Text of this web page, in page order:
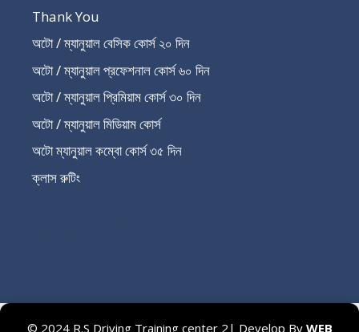
Thank You
অটো / ম্যানুয়াল বেসিক কোর্স ২০ দিন
অটো / ম্যানুয়াল প্রফেশনাল কোর্স ৬০ দিন
অটো / ম্যানুয়াল প্রিমিয়াম কোর্স ৩০ দিন
অটো / ম্যানুয়াল মিডিয়াম কোর্স
অটো ম্যানুয়াল কম্বো কোর্স ৩৫ দিন
ক্লাস রুটিং
© 2024 R.S Driving Training center 2| Develop By WEB